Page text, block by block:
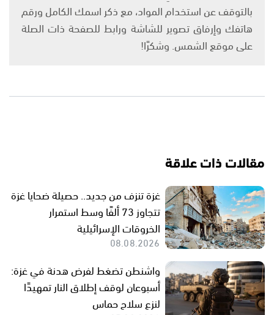
بالتوقف عن استخدام المواد، مع ذكر اسمك الكامل ورقم
هاتفك وإرفاق تصوير للشاشة ورابط للصفحة ذات الصلة
على موقع الشمس. وشكرًا!
مقالات ذات علاقة
غزة تنزف من جديد.. حصيلة ضحايا غزة
تتجاوز 73 ألفًا وسط استمرار
الخروقات الإسرائيلية
08.08.2026
واشنطن تضغط لفرض هدنة في غزة:
أسبوعان لوقف إطلاق النار تمهيدًا
لنزع سلاح حماس